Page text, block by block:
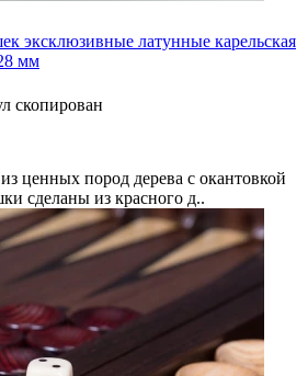
эксклюзивные латунные карельская
мм
скопирован
ценных пород дерева с окантовкой
сделаны из красного д..